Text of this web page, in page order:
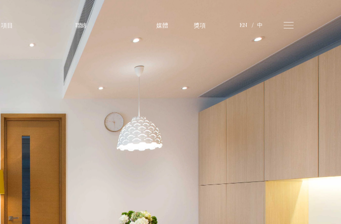
項目 聯絡 媒體 獎項 EN
   /
中